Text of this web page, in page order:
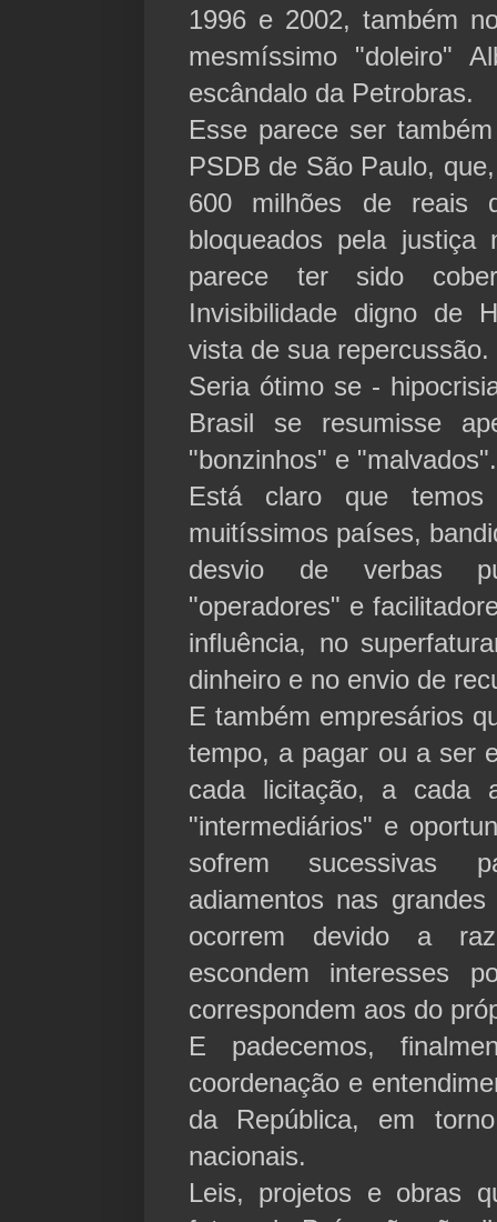
1996 e 2002, também
mesmíssimo "doleiro"
escândalo da Petrobras.
Esse parece ser
PSDB de São Paulo,
600 milhões de reais
bloqueados pela
parece ter sido
Invisibilidade digno de
vista de sua repercussão.
Seria ótimo se -
Brasil se resumisse
"bonzinhos" e
Está claro que
muitíssimos países,
desvio de verbas
"operadores" e
influência, no
dinheiro e no envio de
E também empresários
tempo, a pagar ou a ser
cada licitação, a cada
"intermediários" e
sofrem sucessivas
adiamentos nas
ocorrem devido a
escondem interesses
correspondem aos do
E padecemos,
coordenação e
da República, em
nacionais.
Leis, projetos e obras